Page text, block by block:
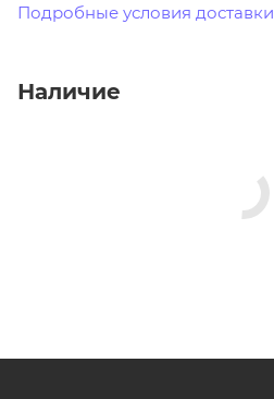
Подробные условия доставки
Наличие